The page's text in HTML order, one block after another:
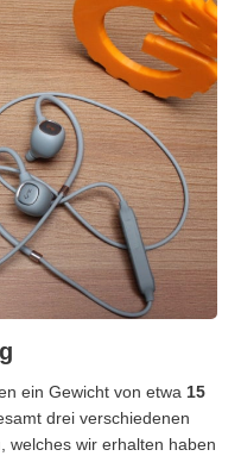
ein Gewicht von etwa 15
drei verschiedenen
, welches wir erhalten haben